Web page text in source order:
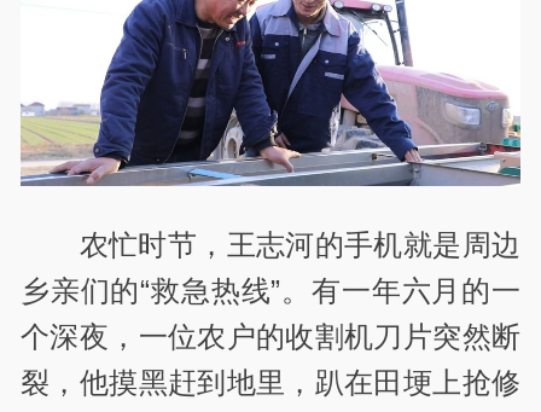
农忙时节，王志河的手机就是周边
乡亲们的“救急热线”。有一年六月的一
个深夜，一位农户的收割机刀片突然断
裂，他摸黑赶到地里，趴在田埂上抢修